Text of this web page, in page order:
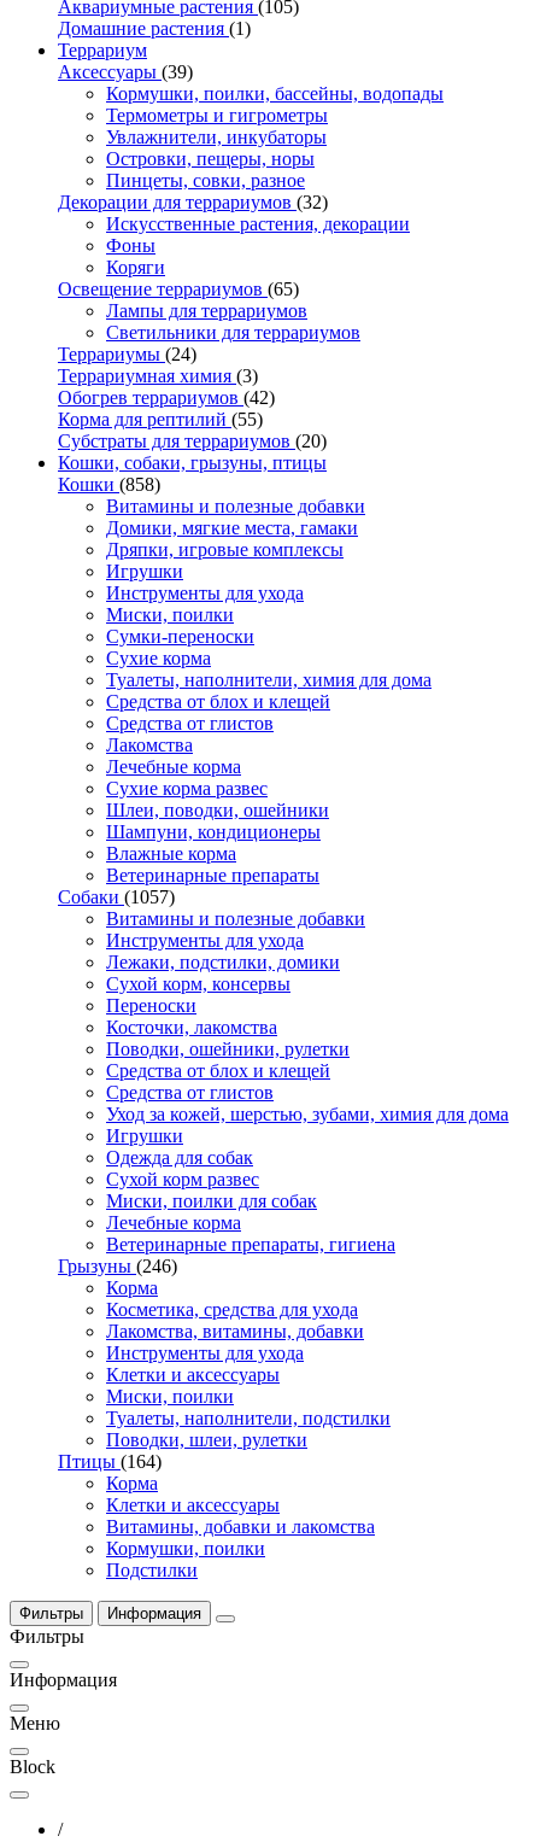
Аквариумные растения (105)
Домашние растения (1)
Террариум
Аксессуары (39)
Кормушки, поилки, бассейны, водопады
Термометры и гигрометры
Увлажнители, инкубаторы
Островки, пещеры, норы
Пинцеты, совки, разное
Декорации для террариумов (32)
Искусственные растения, декорации
Фоны
Коряги
Освещение террариумов (65)
Лампы для террариумов
Светильники для террариумов
Террариумы (24)
Террариумная химия (3)
Обогрев террариумов (42)
Корма для рептилий (55)
Субстраты для террариумов (20)
Кошки, собаки, грызуны, птицы
Кошки (858)
Витамины и полезные добавки
Домики, мягкие места, гамаки
Дряпки, игровые комплексы
Игрушки
Инструменты для ухода
Миски, поилки
Сумки-переноски
Сухие корма
Туалеты, наполнители, химия для дома
Средства от блох и клещей
Средства от глистов
Лакомства
Лечебные корма
Сухие корма развес
Шлеи, поводки, ошейники
Шампуни, кондиционеры
Влажные корма
Ветеринарные препараты
Собаки (1057)
Витамины и полезные добавки
Инструменты для ухода
Лежаки, подстилки, домики
Сухой корм, консервы
Переноски
Косточки, лакомства
Поводки, ошейники, рулетки
Средства от блох и клещей
Средства от глистов
Уход за кожей, шерстью, зубами, химия для дома
Игрушки
Одежда для собак
Сухой корм развес
Миски, поилки для собак
Лечебные корма
Ветеринарные препараты, гигиена
Грызуны (246)
Корма
Косметика, средства для ухода
Лакомства, витамины, добавки
Инструменты для ухода
Клетки и аксессуары
Миски, поилки
Туалеты, наполнители, подстилки
Поводки, шлеи, рулетки
Птицы (164)
Корма
Клетки и аксессуары
Витамины, добавки и лакомства
Кормушки, поилки
Подстилки
Фильтры Информация
Фильтры
Информация
Меню
Block
/